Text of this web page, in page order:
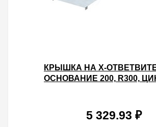
КРЫШКА НА X-
ОСНОВАНИЕ 200, R300,
5 329.93 ₽